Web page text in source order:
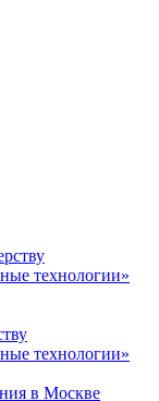
технологии»